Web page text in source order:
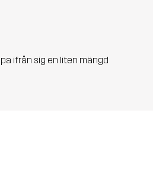
ifrån sig en liten mängd